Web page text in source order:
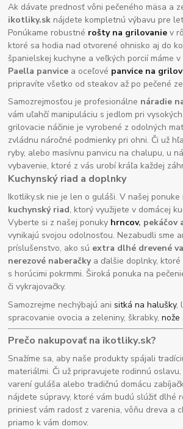
Ak dávate prednosť vôni pečeného mäsa a
ikotliky.sk nájdete kompletnú výbavu pre
Ponúkame robustné rošty na grilovanie v
ktoré sa hodia nad otvorené ohnisko aj do
španielskej kuchyne a veľkých porcií máme
Paella panvice a oceľové panvice na
pripravíte všetko od steakov až po pečené
Samozrejmosťou je profesionálne náradie
vám uľahčí manipuláciu s jedlom pri
grilovacie náčinie je vyrobené z odolných
zvládnu náročné podmienky pri ohni. Či už
ryby, alebo masívnu panvicu na chalupu, u
vybavenie, ktoré z vás urobí kráľa každej
Kuchynský riad a doplnky
Ikotliky.sk nie je len o guláši. V našej
kuchynský riad, ktorý využijete v domácej
Vyberte si z našej ponuky hrncov, pekáčov
vynikajú svojou odolnosťou. Nezabudli sme
príslušenstvo, ako sú extra dlhé drevené
nerezové naberačkya ďalšie doplnky, ktoré
s horúcimi pokrmmi. Široká ponuka na
či vykrajovačky.
Samozrejme nechýbajú anisitká na halušky,
spracovanie ovocia a zeleniny, škrabky,nože
Prečo nakupovať na ikotliky.sk?
Snažíme sa, aby naše produkty spájali
materiálmi. Či už pripravujete rodinnú
varení guláša alebo tradičnú domácu
nájdete súpravy, ktoré vám budú slúžiť dlhé
priniesť vám radosť z varenia, vôňu dreva a
priamo k vám domov.